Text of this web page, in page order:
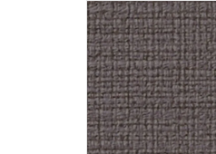
t
a
r
r
a
t
i
n
g